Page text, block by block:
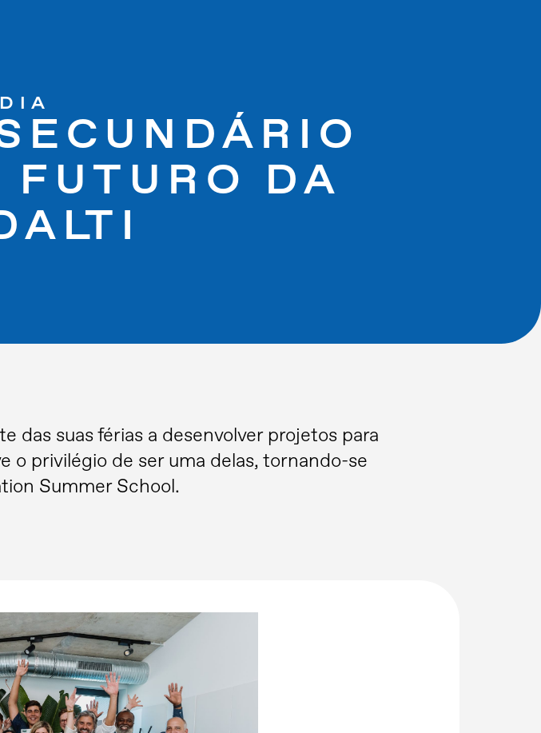
DA
das suas férias a desenvolver projetos para
o privilégio de ser uma delas, tornando-se
Summer School.